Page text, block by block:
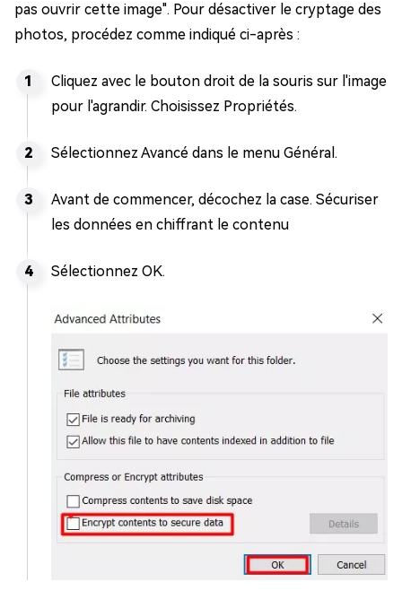
pas ouvrir cette image". Pour désactiver le cryptage des
photos, procédez comme indiqué ci-après :
Cliquez avec le bouton droit de la souris sur l'image
pour l'agrandir. Choisissez Propriétés.
Sélectionnez Avancé dans le menu Général.
Avant de commencer, décochez la case. Sécuriser
les données en chiffrant le contenu
Sélectionnez OK.